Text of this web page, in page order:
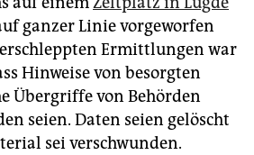
ganzer Linie vorgeworfen
Ermittlungen war
Hinweise von besorgten
Übergriffe von Behörden
seien. Daten seien gelöscht
sei verschwunden.